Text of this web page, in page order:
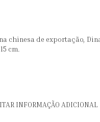
chinesa de exportação,
cm.
INFORMAÇÃO ADICIONAL